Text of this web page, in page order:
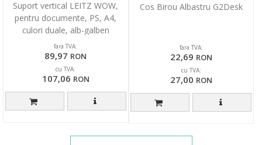
Suport vertical LEITZ WOW,
pentru documente, PS, A4,
culori duale, alb-galben
fara TVA:
89,97 RON
cu TVA:
107,06 RON
Cos Birou Albastru G2Desk
fara TVA:
22,69 RON
cu TVA:
27,00 RON